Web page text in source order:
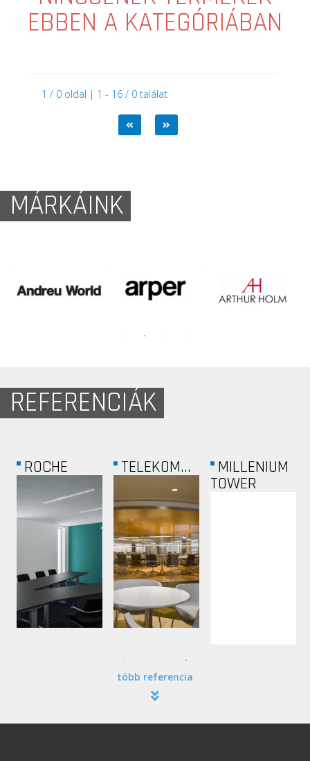
EBBEN A KATEGÓRIÁBAN
1 / 0 oldal | 1 - 16 / 0 találat
MÁRKÁINK
REFERENCIÁK
ROCHE TELEKOM...
MILLENIUM
TOWER
több referencia